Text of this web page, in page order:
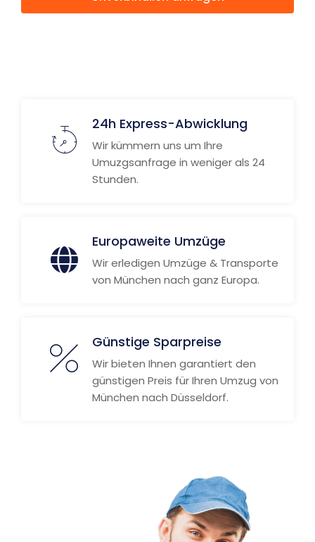
24h Express-Abwicklung
Wir kümmern uns um Ihre
Umuzgsanfrage in weniger als 24
Stunden.
Europaweite Umzüge
Wir erledigen Umzüge & Transporte
von München nach ganz Europa.
Günstige Sparpreise
Wir bieten Ihnen garantiert den
günstigen Preis für Ihren Umzug von
München nach Düsseldorf.